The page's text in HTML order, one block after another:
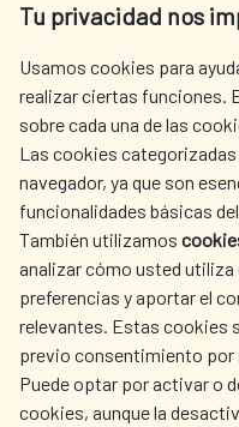
La
Tu privacidad nos
Usamos cookies para
realizar ciertas funciones.
sobre cada una de las
Las cookies
navegador, ya que son
funcionalidades básicas
También utilizamos
analizar cómo usted
preferencias y aportar el
relevantes. Estas cookies
previo consentimiento por
Puede optar por activar o
cookies, aunque la